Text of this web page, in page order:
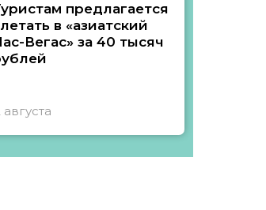
предлагается
в «азиатский
Вегас» за 40 тысяч
августа